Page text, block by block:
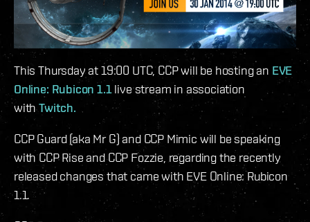
This Thursday at 19:00 UTC, CCP will be hosting an EVE
Online: Rubicon 1.1live stream in association
withTwitch.
CCP Guard (aka Mr G) and CCP Mimic will be speaking
with CCP Rise and CCP Fozzie, regarding the recently
released changes that came with EVE Online: Rubicon
1.1.